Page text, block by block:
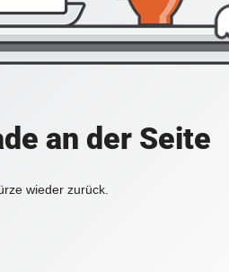
an der Seite
wieder zurück.